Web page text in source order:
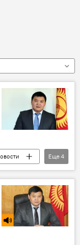
Еще 4